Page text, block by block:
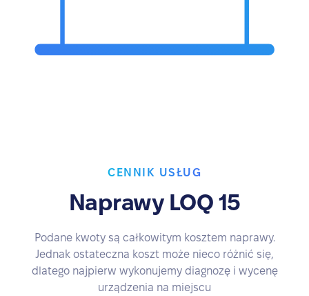
CENNIK USŁUG
Naprawy LOQ 15
Podane kwoty są całkowitym kosztem naprawy.
Jednak ostateczna koszt może nieco różnić się,
dlatego najpierw wykonujemy diagnozę i wycenę
urządzenia na miejscu